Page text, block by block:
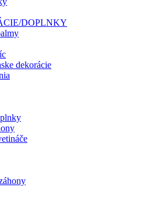
DOPLNKY
dekorácie